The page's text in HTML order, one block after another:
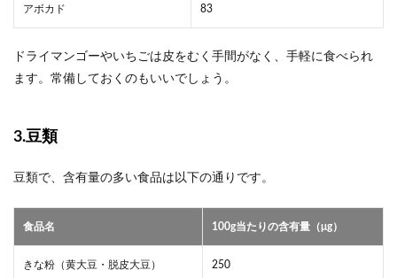
アボカド 83
ドライマンゴーやいちごは皮をむく手間がなく、手軽に食べられ
ます。常備しておくのもいいでしょう。
3.豆類
豆類で、含有量の多い食品は以下の通りです。
食品名 100g当たりの含有量（μg）
きな粉（黄大豆・脱皮大豆） 250